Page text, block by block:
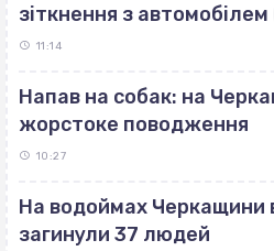
зіткнення з
11:14
Напав на собак: на
жорстоке поводження
10:27
На водоймах Черкащини
загинули 37 людей